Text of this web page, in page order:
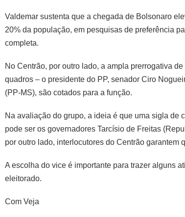
Valdemar sustenta que a chegada de Bolsonaro
20% da população, em pesquisas de preferência
completa.
No Centrão, por outro lado, a ampla prerrogativa
quadros – o presidente do PP, senador Ciro
(PP-MS), são cotados para a função.
Na avaliação do grupo, a ideia é que uma sigla de
pode ser os governadores Tarcísio de Freitas
por outro lado, interlocutores do Centrão garantem
A escolha do vice é importante para trazer alguns
eleitorado.
Com Veja